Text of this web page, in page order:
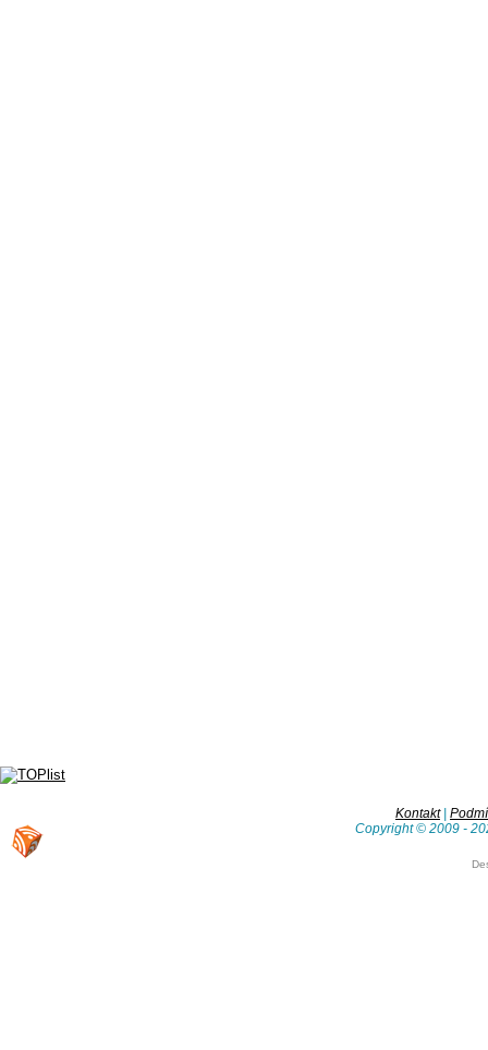
Kontakt|
Copyright © 2009 -